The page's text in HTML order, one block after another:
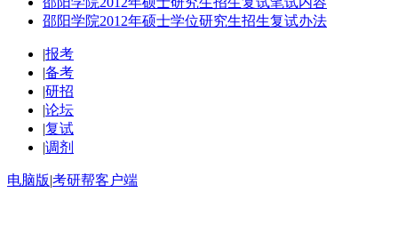
邵阳学院2012年硕士学位研究生招生复试办法
|报考
|备考
|研招
|论坛
|复试
|调剂
电脑版|考研帮客户端